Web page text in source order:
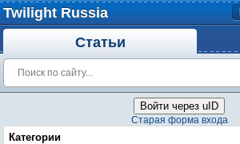
Twilight Russia
Статьи
Войти через uID
Старая форма входа
Категории